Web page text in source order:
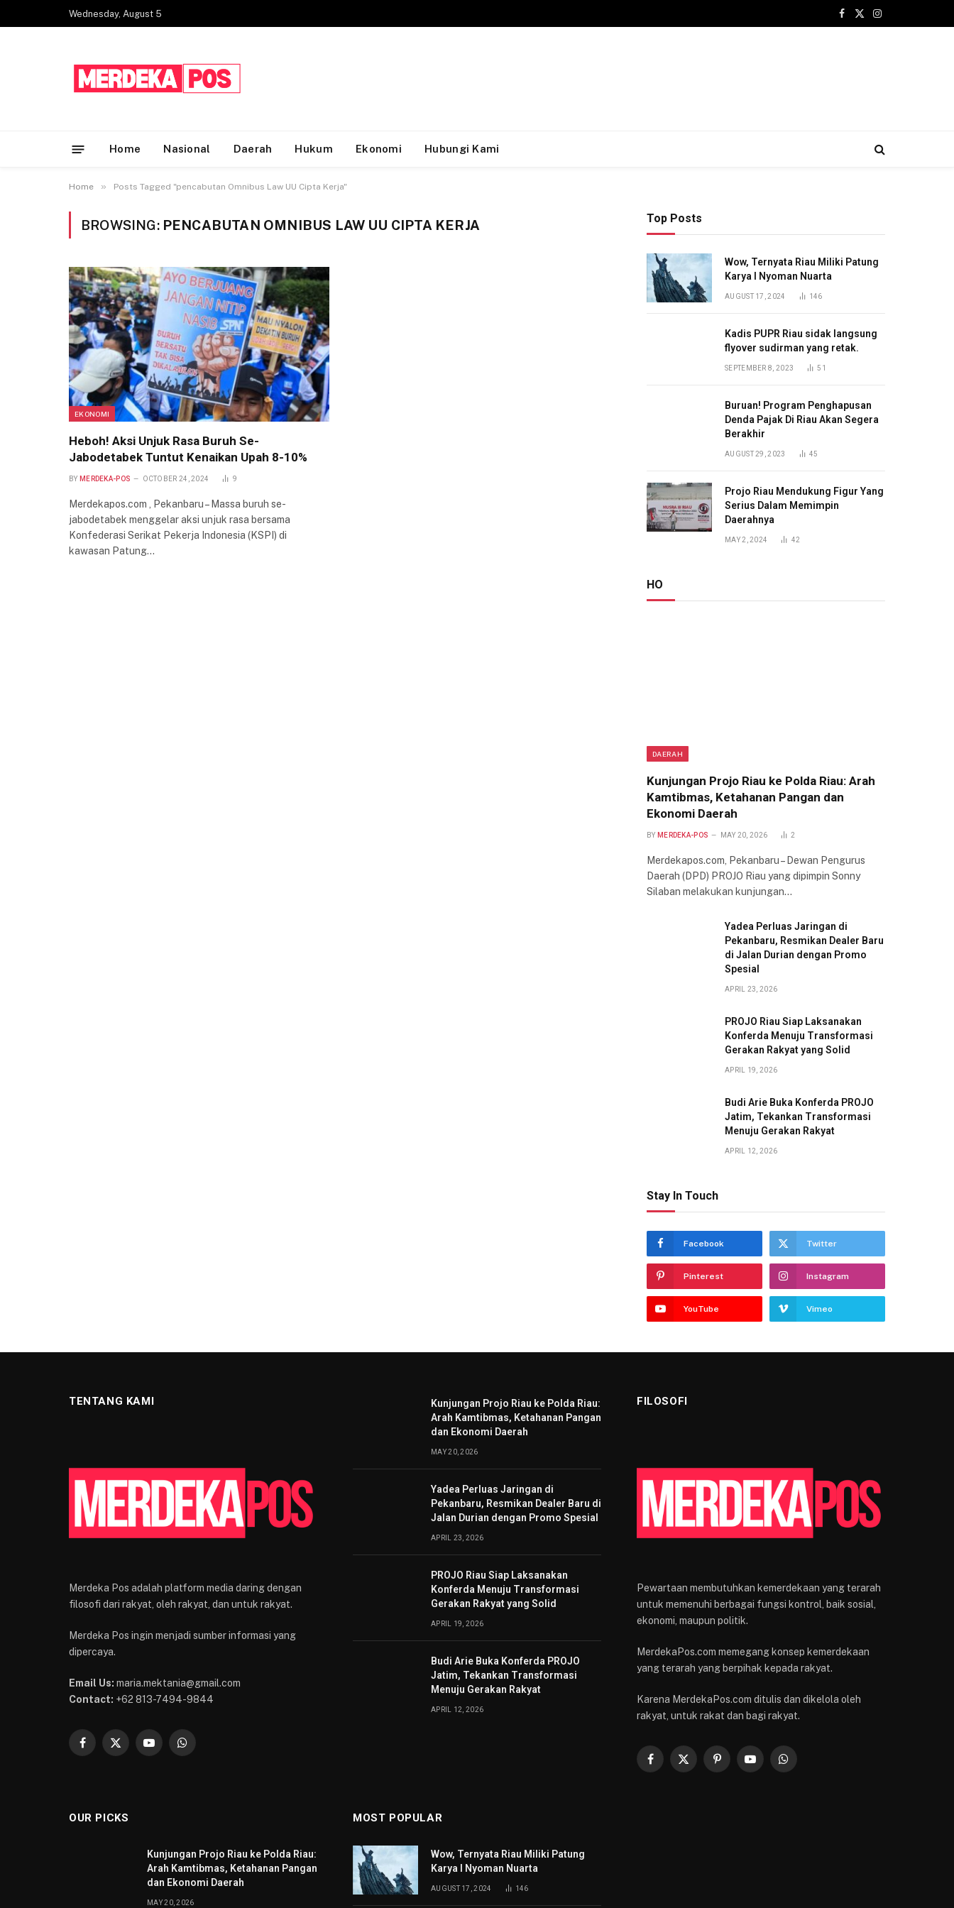
Wednesday, August 5
Facebook
X
Instagram
Home Nasional Daerah Hukum Ekonomi Hubungi Kami
Home » Posts Tagged "pencabutan Omnibus Law UU Cipta Kerja"
BROWSING: PENCABUTAN OMNIBUS LAW UU CIPTA KERJA
EKONOMI
Heboh! Aksi Unjuk Rasa Buruh Se-
Jabodetabek Tuntut Kenaikan Upah 8-10%
BY MERDEKA-POS OCTOBER 24, 2024 9
Merdekapos.com , Pekanbaru – Massa buruh se-
jabodetabek menggelar aksi unjuk rasa bersama
Konfederasi Serikat Pekerja Indonesia (KSPI) di
kawasan Patung…
Top Posts
Wow, Ternyata Riau Miliki Patung
Karya I Nyoman Nuarta
AUGUST 17, 2024 146
Kadis PUPR Riau sidak langsung
flyover sudirman yang retak.
SEPTEMBER 8, 2023 51
Buruan! Program Penghapusan
Denda Pajak Di Riau Akan Segera
Berakhir
AUGUST 29, 2023 45
Projo Riau Mendukung Figur Yang
Serius Dalam Memimpin
Daerahnya
MAY 2, 2024 42
HO
DAERAH
Kunjungan Projo Riau ke Polda Riau: Arah
Kamtibmas, Ketahanan Pangan dan
Ekonomi Daerah
BY MERDEKA-POS MAY 20, 2026 2
Merdekapos.com, Pekanbaru – Dewan Pengurus
Daerah (DPD) PROJO Riau yang dipimpin Sonny
Silaban melakukan kunjungan…
Yadea Perluas Jaringan di
Pekanbaru, Resmikan Dealer Baru
di Jalan Durian dengan Promo
Spesial
APRIL 23, 2026
PROJO Riau Siap Laksanakan
Konferda Menuju Transformasi
Gerakan Rakyat yang Solid
APRIL 19, 2026
Budi Arie Buka Konferda PROJO
Jatim, Tekankan Transformasi
Menuju Gerakan Rakyat
APRIL 12, 2026
Stay In Touch
Facebook Twitter
Pinterest Instagram
YouTube Vimeo
TENTANG KAMI
Merdeka Pos adalah platform media daring dengan
filosofi dari rakyat, oleh rakyat, dan untuk rakyat.
Merdeka Pos ingin menjadi sumber informasi yang
dipercaya.
Email Us: maria.mektania@gmail.com
Contact: +62 813-7494-9844
Facebook
X
YouTubeWhatsApp
Kunjungan Projo Riau ke Polda Riau:
Arah Kamtibmas, Ketahanan Pangan
dan Ekonomi Daerah
MAY 20, 2026
Yadea Perluas Jaringan di
Pekanbaru, Resmikan Dealer Baru di
Jalan Durian dengan Promo Spesial
APRIL 23, 2026
PROJO Riau Siap Laksanakan
Konferda Menuju Transformasi
Gerakan Rakyat yang Solid
APRIL 19, 2026
Budi Arie Buka Konferda PROJO
Jatim, Tekankan Transformasi
Menuju Gerakan Rakyat
APRIL 12, 2026
FILOSOFI
Pewartaan membutuhkan kemerdekaan yang terarah
untuk memenuhi berbagai fungsi kontrol, baik sosial,
ekonomi, maupun politik.
MerdekaPos.com memegang konsep kemerdekaan
yang terarah yang berpihak kepada rakyat.
Karena MerdekaPos.com ditulis dan dikelola oleh
rakyat, untuk rakat dan bagi rakyat.
Facebook
X
PinterestYouTubeWhatsApp
OUR PICKS
Kunjungan Projo Riau ke Polda Riau:
Arah Kamtibmas, Ketahanan Pangan
dan Ekonomi Daerah
MAY 20, 2026
MOST POPULAR
Wow, Ternyata Riau Miliki Patung
Karya I Nyoman Nuarta
AUGUST 17, 2024 146